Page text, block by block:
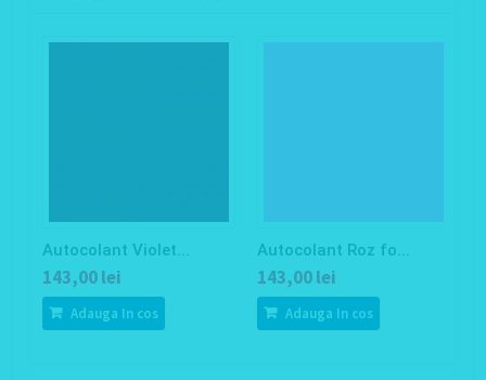
Autocolant Violet...
143,00 lei
Adauga In cos
Autocolant Roz fo...
143,00 lei
Adauga In cos